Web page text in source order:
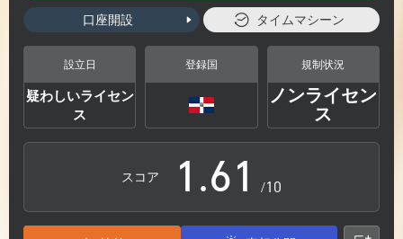
口座開設 タイムマシーン
設立日
疑わしいライセン
ス
登録国 規制状況
ノンライセン
ス
スコア
0
1 .
3
4
5
6
0
1
/10